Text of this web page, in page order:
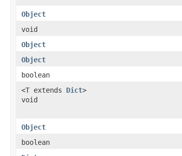
Object
void
Object
Object
boolean
<T extends Dict>
void
Object
boolean